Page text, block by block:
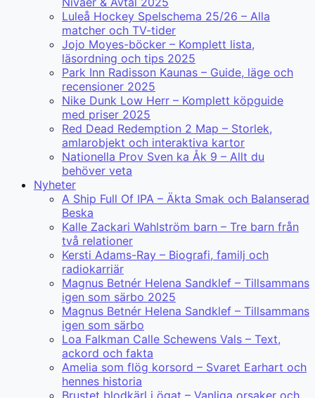
Luleå Hockey Spelschema 25/26 – Alla
matcher och TV-tider
Jojo Moyes-böcker – Komplett lista,
läsordning och tips 2025
Park Inn Radisson Kaunas – Guide, läge och
recensioner 2025
Nike Dunk Low Herr – Komplett köpguide
med priser 2025
Red Dead Redemption 2 Map – Storlek,
amlarobjekt och interaktiva kartor
Nationella Prov Sven ka Åk 9 – Allt du
behöver veta
Nyheter
A Ship Full Of IPA – Äkta Smak och Balanserad
Beska
Kalle Zackari Wahlström barn – Tre barn från
två relationer
Kersti Adams-Ray – Biografi, familj och
radiokarriär
Magnus Betnér Helena Sandklef – Tillsammans
igen som särbo 2025
Magnus Betnér Helena Sandklef – Tillsammans
igen som särbo
Loa Falkman Calle Schewens Vals – Text,
ackord och fakta
Amelia som flög korsord – Svaret Earhart och
hennes historia
Brustet blodkärl i ögat – Vanliga orsaker och